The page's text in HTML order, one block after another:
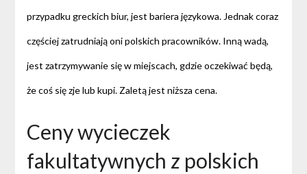
przypadku greckich biur, jest bariera językowa. Jednak coraz
częściej zatrudniają oni polskich pracowników. Inną wadą,
jest zatrzymywanie się w miejscach, gdzie oczekiwać będą,
że coś się zje lub kupi. Zaletą jest niższa cena.
Ceny wycieczek
fakultatywnych z polskich